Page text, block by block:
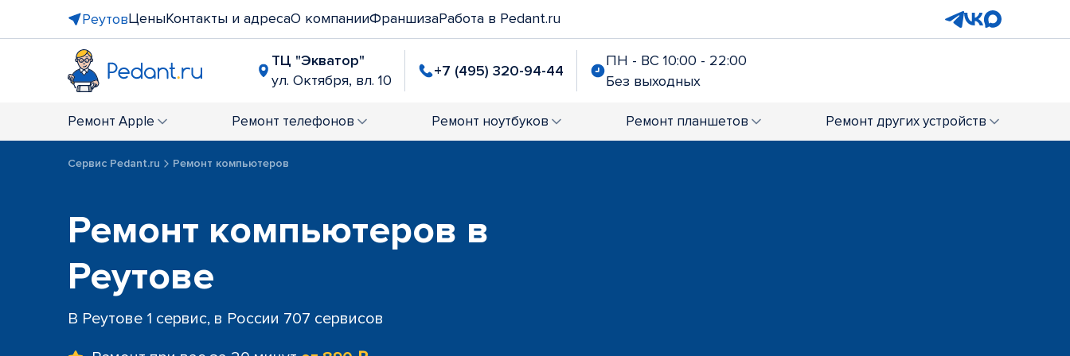
РеутовЦеныКонтакты и адресаО компанииФраншизаРабота в Pedant.ru
ТЦ "Экватор"
ул. Октября, вл. 10
+7 (495) 320-94-44
ПН - ВС 10:00 - 22:00
Без выходных
Ремонт Apple Ремонт телефонов Ремонт ноутбуков Ремонт планшетов Ремонт других устройств
Сервис Pedant.ru Ремонт компьютеров
Ремонт компьютеров в
Реутове
В Реутове 1 сервис, в России 707 сервисов